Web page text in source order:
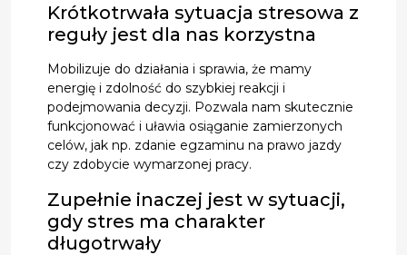
Krótkotrwała sytuacja stresowa z
reguły jest dla nas korzystna
Mobilizuje do działania i sprawia, że mamy
energię i zdolność do szybkiej reakcji i
podejmowania decyzji. Pozwala nam skutecznie
funkcjonować i uławia osiąganie zamierzonych
celów, jak np. zdanie egzaminu na prawo jazdy
czy zdobycie wymarzonej pracy.
Zupełnie inaczej jest w sytuacji,
gdy stres ma charakter
długotrwały